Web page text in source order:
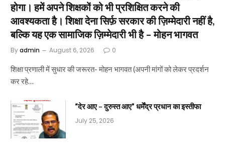
होगा। हमें अपने शिक्षकों को भी प्रशिक्षित करने की
आवश्यकता है। शिक्षा देना सिर्फ़ सरकार की ज़िम्मेदारी नहीं है,
बल्कि यह एक सामाजिक ज़िम्मेदारी भी है – मोहन भागवत
Byadmin August 6, 2026 0
शिक्षा प्रणाली में सुधार की जरूरत- मोहन भागवत (अपनी मांगों को लेकर प्रदर्शन
कर रहे…
“देर आए – दुरुस्त आए” धर्मेंद्र प्रधान का इस्तीफा
July 25, 2026